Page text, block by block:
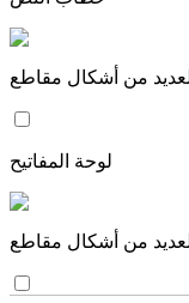
لوحة المفاتيح